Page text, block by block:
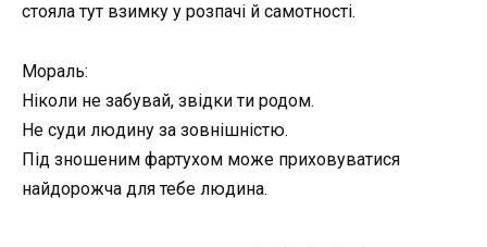
стояла тут взимку у розпачі й самотності.
Мораль:
Ніколи не забувай, звідки ти родом.
Не суди людину за зовнішністю.
Під зношеним фартухом може приховуватися
найдорожча для тебе людина.